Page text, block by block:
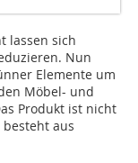
lassen sich
Nun
Elemente um
Möbel- und
Produkt ist nicht
aus